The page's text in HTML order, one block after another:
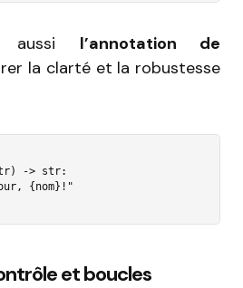
aussi l’annotation de
la clarté et la robustesse
-> str:
{nom}!"
et boucles